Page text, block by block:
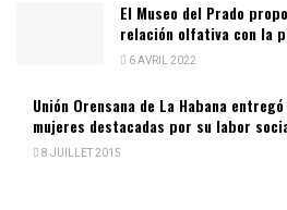
El Museo del Prado
relación olfativa con la
6 AVRIL 2022
Unión Orensana de La Habana
mujeres destacadas por su labor
8 JUILLET 2015